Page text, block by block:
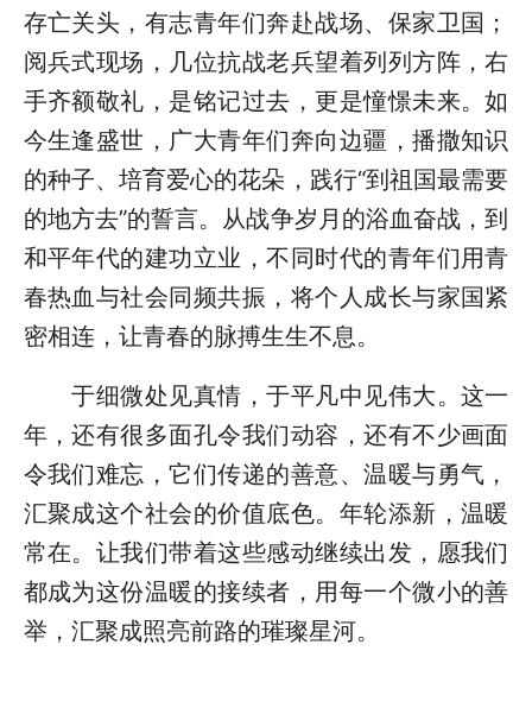
存亡关头，有志青年们奔赴战场、保家卫国；
阅兵式现场，几位抗战老兵望着列列方阵，右
手齐额敬礼，是铭记过去，更是憧憬未来。如
今生逢盛世，广大青年们奔向边疆，播撒知识
的种子、培育爱心的花朵，践行“到祖国最需要
的地方去”的誓言。从战争岁月的浴血奋战，到
和平年代的建功立业，不同时代的青年们用青
春热血与社会同频共振，将个人成长与家国紧
密相连，让青春的脉搏生生不息。
于细微处见真情，于平凡中见伟大。这一
年，还有很多面孔令我们动容，还有不少画面
令我们难忘，它们传递的善意、温暖与勇气，
汇聚成这个社会的价值底色。年轮添新，温暖
常在。让我们带着这些感动继续出发，愿我们
都成为这份温暖的接续者，用每一个微小的善
举，汇聚成照亮前路的璀璨星河。